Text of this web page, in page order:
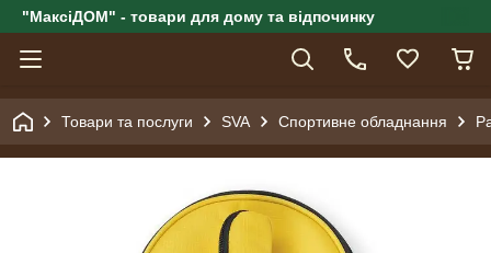
"МаксіДОМ" - товари для дому та відпочинку
Товари та послуги SVA Спортивне обладнання